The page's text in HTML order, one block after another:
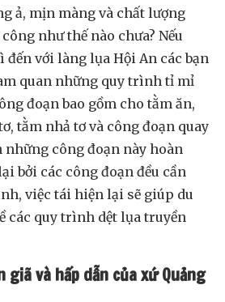
ả, mịn màng và chất lượng
như thế nào chưa? Nếu
đến với làng lụa Hội An các bạn
quan những quy trình tỉ mỉ
đoạn bao gồm cho tằm ăn,
tằm nhả tơ và công đoạn quay
những công đoạn này hoàn
bởi các công đoạn đều cần
việc tái hiện lại sẽ giúp du
các quy trình dệt lụa truyền
giã và hấp dẫn của xứ Quảng